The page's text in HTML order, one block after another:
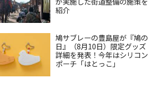
紹介
鳩サブレーの豊島屋が『鳩の
日』（8月10日）限定グッズ
詳細を発表！今年はシリコン
ポーチ「はとっこ」